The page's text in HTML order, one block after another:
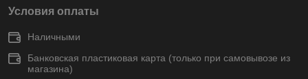
Условия оплаты
Наличными
Банковская пластиковая карта (только при самовывозе из
магазина)